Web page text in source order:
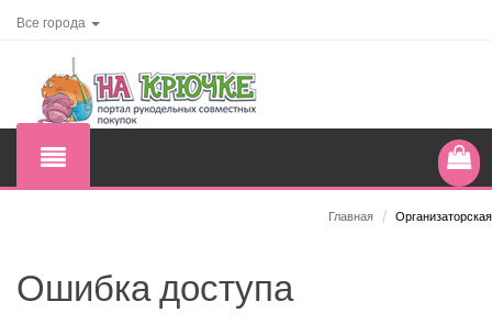
Все города
Главная / Организаторская
Ошибка доступа